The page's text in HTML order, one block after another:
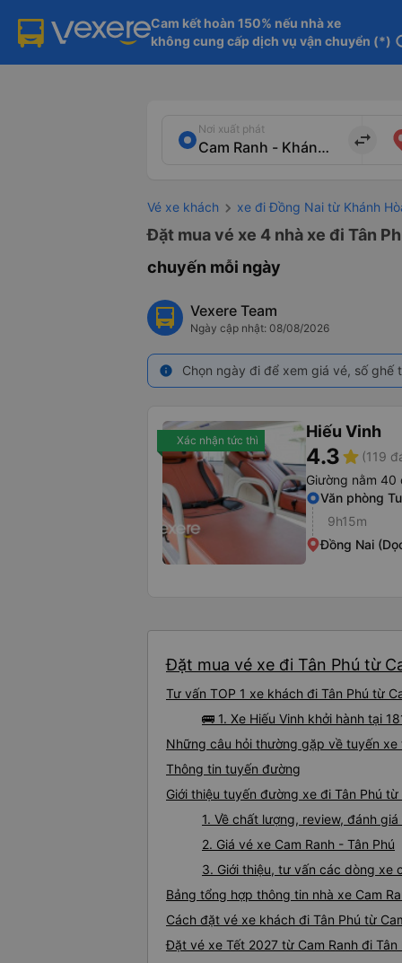
Cam kết hoàn 150% nếu nhà xe
không cung cấp dịch vụ vận chuyển (*)
Nơi xuất phát
import_export
Vé xe khách xe đi Đồng Nai từ Khánh
Đặt mua vé xe 4 nhà xe đi Tân
chuyến mỗi ngày
Vexere Team
Ngày cập nhật: 08/08/2026
info Chọn ngày đi để xem giá vé, số
Xác nhận tức thì Hiếu Vinh
4.3star (119
Giường nằm 40
Văn phòng
9h15m
Đồng Nai
Đặt mua vé xe đi Tân Phú từ
Tư vấn TOP 1 xe khách đi Tân Phú từ
🚌 1. Xe Hiếu Vinh khởi hành tại
Những câu hỏi thường gặp về tuyến xe
Thông tin tuyến đường
Giới thiệu tuyến đường xe đi Tân Phú từ
1. Về chất lượng, review, đánh
2. Giá vé xe Cam Ranh - Tân Phú
3. Giới thiệu, tư vấn các dòng xe
Bảng tổng hợp thông tin nhà xe Cam
Cách đặt vé xe khách đi Tân Phú từ
Đặt vé xe Tết 2027 từ Cam Ranh đi Tân